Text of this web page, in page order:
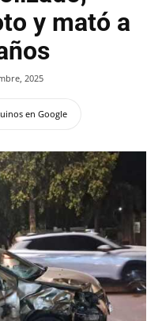
y mató a
2025
en Google